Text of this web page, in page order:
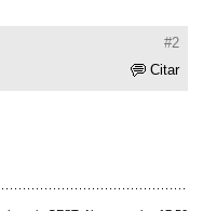
#2
Citar